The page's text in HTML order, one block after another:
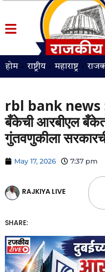
होम राष्ट्रीय महाराष्ट्र
rbl bank news :
बँकेची आरबीएल
गुंतवणुकीला
May 17, 2026 7:37 pm
RAJKIYA LIVE
SHARE: